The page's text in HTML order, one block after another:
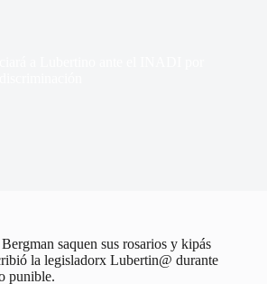
saquen sus rosarios y kipás
la legisladorx Lubertin@ durante
punible.